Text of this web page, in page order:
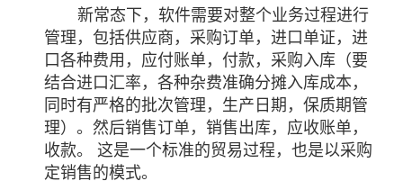
新常态下，软件需要对整个业务过程进行
管理，包括供应商，采购订单，进口单证，进
口各种费用，应付账单，付款，采购入库（要
结合进口汇率，各种杂费准确分摊入库成本，
同时有严格的批次管理，生产日期，保质期管
理）。然后销售订单，销售出库，应收账单，
收款。 这是一个标准的贸易过程，也是以采购
定销售的模式。